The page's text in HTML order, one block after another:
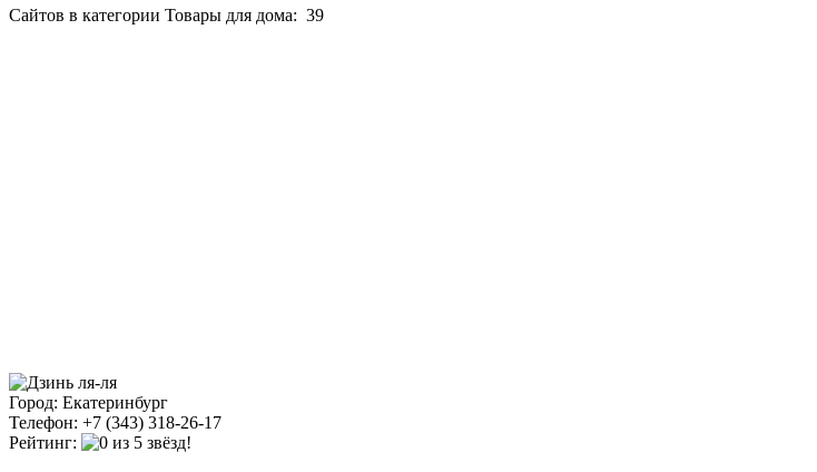
Сайтов в категории Товары для дома: 39
Город: Екатеринбург
Телефон: +7 (343) 318-26-17
Рейтинг: